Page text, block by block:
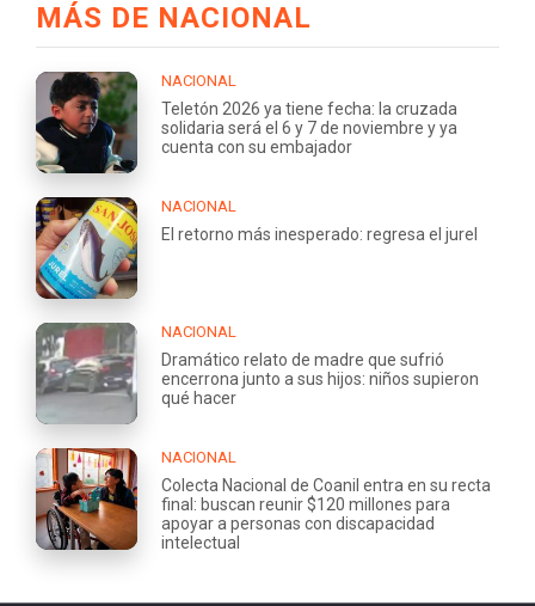
MÁS DE NACIONAL
NACIONAL
Teletón 2026 ya tiene fecha: la cruzada
solidaria será el 6 y 7 de noviembre y ya
cuenta con su embajador
NACIONAL
El retorno más inesperado: regresa el jurel
NACIONAL
Dramático relato de madre que sufrió
encerrona junto a sus hijos: niños supieron
qué hacer
NACIONAL
Colecta Nacional de Coanil entra en su recta
final: buscan reunir $120 millones para
apoyar a personas con discapacidad
intelectual